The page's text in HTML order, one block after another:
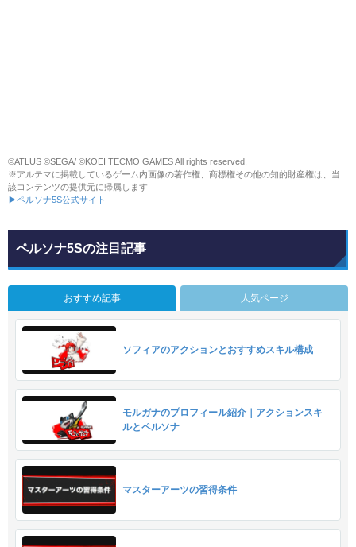
©ATLUS ©SEGA/ ©KOEI TECMO GAMES All rights reserved.
※アルテマに掲載しているゲーム内画像の著作権、商標権その他の知的財産権は、当
該コンテンツの提供元に帰属します
▶ペルソナ5S公式サイト
ペルソナ5Sの注目記事
おすすめ記事 人気ページ
ソフィアのアクションとおすすめスキル構成
モルガナのプロフィール紹介｜アクションスキ
ルとペルソナ
マスターアーツの習得条件